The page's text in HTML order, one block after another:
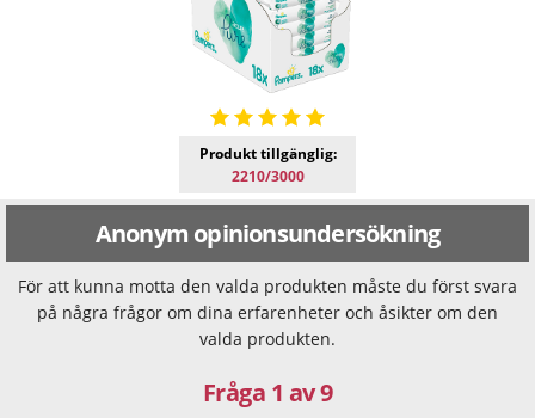
Produkt tillgänglig:
2210/3000
Anonym opinionsundersökning
För att kunna motta den valda produkten måste du först svara
på några frågor om dina erfarenheter och åsikter om den
valda produkten.
Fråga 1 av 9